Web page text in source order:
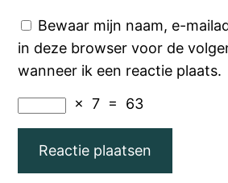
Bewaar mijn naam, e-
in deze browser voor de
wanneer ik een reactie plaats.
× 7 = 63